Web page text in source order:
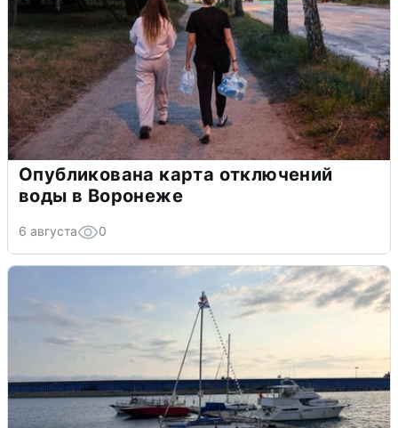
Опубликована карта отключений
воды в Воронеже
6 августа 0